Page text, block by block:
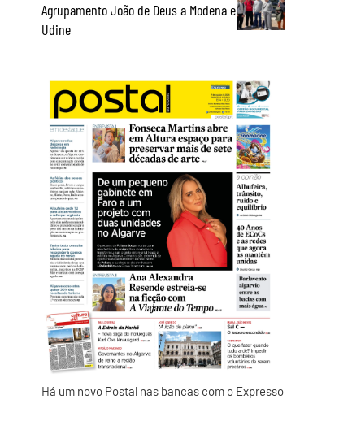
Agrupamento João de Deus a Modena e
Udine
Há um novo Postal nas bancas com o Expresso